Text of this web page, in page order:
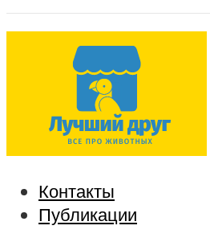
Контакты
Публикации